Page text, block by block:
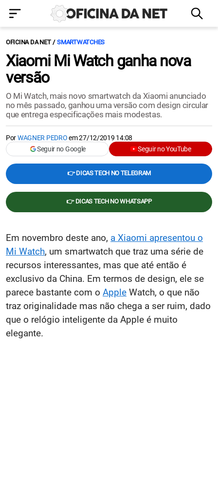
OFICINA DA NET SMARTWATCHES
Xiaomi Mi Watch ganha nova
versão
O Mi Watch, mais novo smartwatch da Xiaomi anunciado
no mês passado, ganhou uma versão com design circular
que entrega especificações mais modestas.
PorWAGNER PEDROem27/12/2019 14:08
Seguir no Google
Seguir no YouTube
👉 DICAS TECH NO TELEGRAM
👉 DICAS TECH NO WHATSAPP
Em novembro deste ano, a Xiaomi apresentou o
Mi Watch, um smartwatch que traz uma série de
recursos interessantes, mas que até então é
exclusivo da China. Em termos de design, ele se
parece bastante com o Apple Watch, o que não
traz originalidade mas não chega a ser ruim, dado
que o relógio inteligente da Apple é muito
elegante.